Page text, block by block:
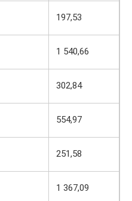
197,53
1 540,66
302,84
554,97
251,58
1 367,09